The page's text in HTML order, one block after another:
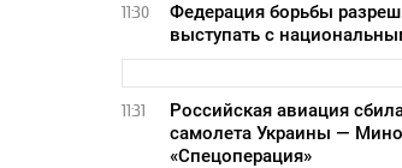
11:30
Федерация борьбы
выступать с
11:31
Российская авиация
самолета Украины —
«Спецоперация»